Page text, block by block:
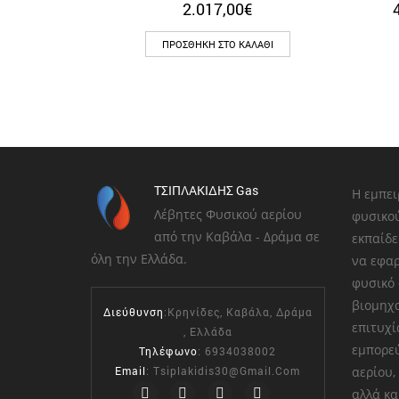
2.017,00€
ΠΡΟΣΘΉΚΗ ΣΤΟ ΚΑΛΆΘΙ
ΤΣΙΠΛΑΚΙΔΗΣ Gas
Λέβητες Φυσικού αερίου
από την Καβάλα - Δράμα σε
όλη την Ελλάδα.
Διεύθυνση:Κρηνίδες, Καβάλα, Δράμα
, Ελλάδα
Τηλέφωνο: 6934038002
Email:Tsiplakidis30@gmail.com
Η
να
φυσικό
αερίου,
αλλά